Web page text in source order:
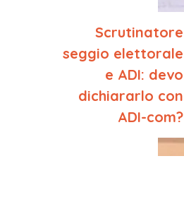
Scrutinatore
seggio elettorale
e ADI: devo
dichiararlo con
ADI-com?